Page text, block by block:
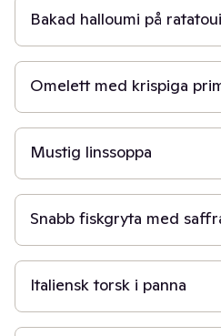
Bakad halloumi på
20 min
Omelett med krispiga
30 min
Mustig linssoppa
20 min
Snabb fiskgryta med
30 min
Italiensk torsk i panna
30 min